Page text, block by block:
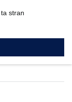
stran
Voščilnica Radost oz...